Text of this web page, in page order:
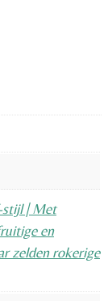
stijl | Met
en
zelden rokerige